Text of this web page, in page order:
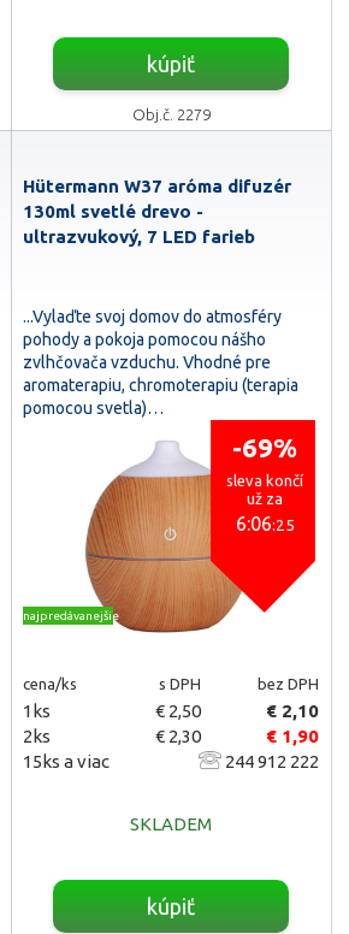
kúpiť
Obj.č. 2279
Hütermann W37 aróma difuzér
130ml svetlé drevo -
ultrazvukový, 7 LED farieb
...Vylaďte svoj domov do atmosféry
pohody a pokoja pomocou nášho
zvlhčovača vzduchu. Vhodné pre
aromaterapiu, chromoterapiu (terapia
pomocou svetla)…
-69%
sleva končí
už za
6:06:24
najpredávanejšie
cena/ks s DPH bez DPH
1ks € 2,50
€ 2,10
2ks
€ 2,30
€ 1,90
15ks a viac
244 912 222
SKLADEM
kúpiť